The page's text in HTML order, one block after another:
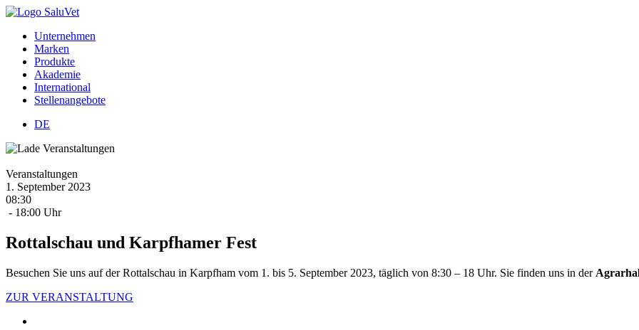
Unternehmen
Marken
Produkte
Akademie
International
Stellenangebote
DE
Veranstaltungen
1. September 2023
08:30
- 18:00 Uhr
Rottalschau und Karpfhamer Fest
Besuchen Sie uns auf der Rottalschau in Karpfham vom 1. bis 5. September 2023, täglich von 8:30 – 18 Uhr. Sie finden uns in der
ZUR VERANSTALTUNG